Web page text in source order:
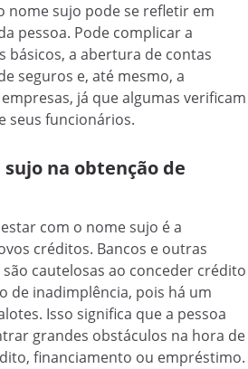
nome sujo pode se refletir em
pessoa. Pode complicar a
básicos, a abertura de contas
seguros e, até mesmo, a
já que algumas verificam
seus funcionários.
na obtenção de
com o nome sujo é a
créditos. Bancos e outras
cautelosas ao conceder crédito
de inadimplência, pois há um
Isso significa que a pessoa
grandes obstáculos na hora de
financiamento ou empréstimo.